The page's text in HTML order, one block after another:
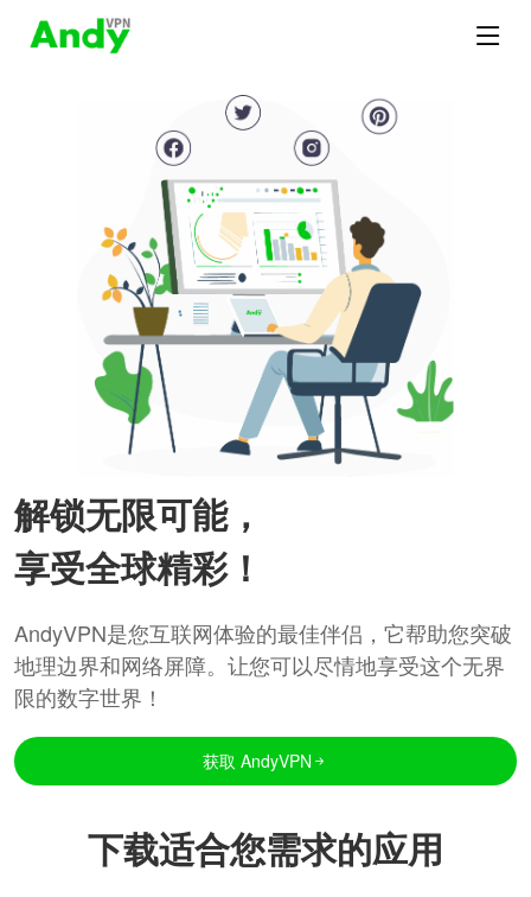
解锁无限可能，
享受全球精彩！
AndyVPN是您互联网体验的最佳伴侣，它帮助您突破
地理边界和网络屏障。让您可以尽情地享受这个无界
限的数字世界！
获取 AndyVPN
下载适合您需求的应用